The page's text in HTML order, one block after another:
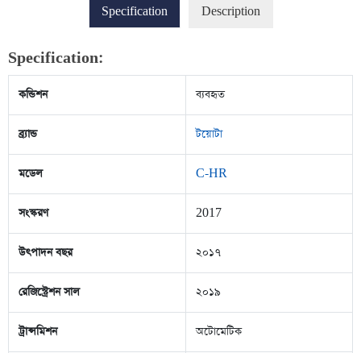
Specification Description
Specification:
কন্ডিশন ব্যবহৃত
ব্র্যান্ড টয়োটা
মডেল C-HR
সংস্করণ 2017
উৎপাদন বছর ২০১৭
রেজিস্ট্রেশন সাল ২০১৯
ট্রান্সমিশন অটোমেটিক